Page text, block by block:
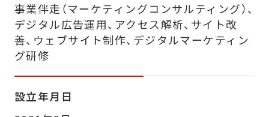
事業伴走（マーケティングコンサルティング）、
デジタル広告運用、アクセス解析、サイト改
善、 ウェブサイト制作、デジタルマーケティン
グ研修
設立年月日